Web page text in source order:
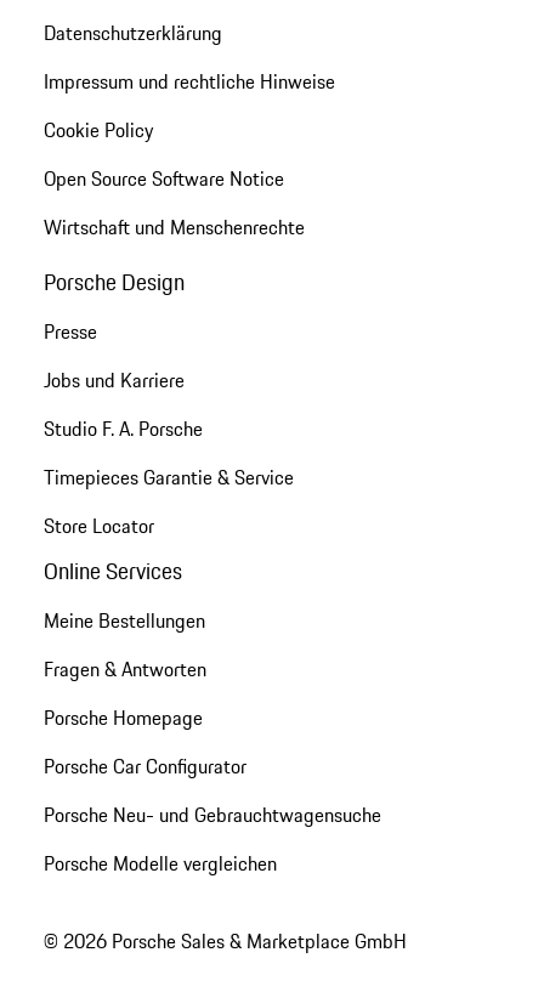
Datenschutzerklärung
Impressum und rechtliche Hinweise
Cookie Policy
Open Source Software Notice
Wirtschaft und Menschenrechte
Porsche Design
Presse
Jobs und Karriere
Studio F. A. Porsche
Timepieces Garantie & Service
Store Locator
Online Services
Meine Bestellungen
Fragen & Antworten
Porsche Homepage
Porsche Car Configurator
Porsche Neu- und Gebrauchtwagensuche
Porsche Modelle vergleichen
© 2026 Porsche Sales & Marketplace GmbH